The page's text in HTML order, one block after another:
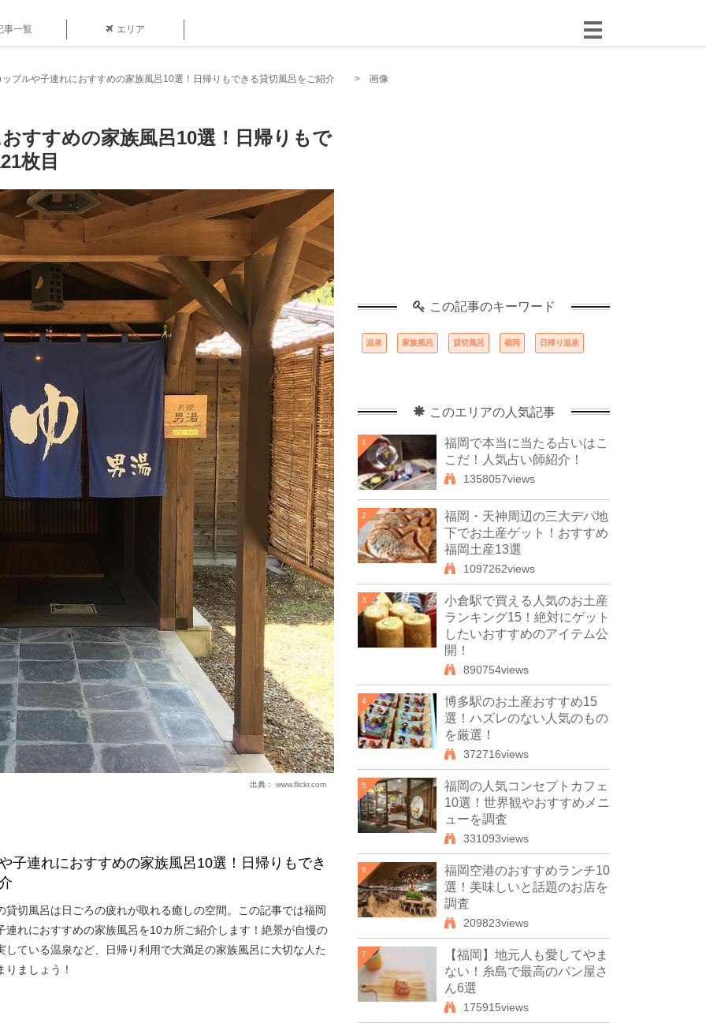
事一覧 エリア
プルや子連れにおすすめの家族風呂10選！日帰りもできる貸切風呂をご紹介 画像
すすめの家族風呂10選！日帰りもで
枚目
出典： www.flickr.com
子連れにおすすめの家族風呂10選！日帰りもでき
貸切風呂は日ごろの疲れが取れる癒しの空間。この記事では福岡
連れにおすすめの家族風呂を10カ所ご紹介します！絶景が自慢の
している温泉など、日帰り利用で大満足の家族風呂に大切な人た
ましょう！
この記事のキーワード
温泉 家族風呂 貸切風呂 福岡 日帰り温泉
このエリアの人気記事
1
福岡で本当に当たる占いはこ
こだ！人気占い師紹介！
1358057views
2
福岡・天神周辺の三大デパ地
下でお土産ゲット！おすすめ
福岡土産13選
1097262views
3
小倉駅で買える人気のお土産
ランキング15！絶対にゲット
したいおすすめのアイテム公
開！
890754views
4
博多駅のお土産おすすめ15
選！ハズレのない人気のもの
を厳選！
372716views
5
福岡の人気コンセプトカフェ
10選！世界観やおすすめメニ
ューを調査
331093views
6
福岡空港のおすすめランチ10
選！美味しいと話題のお店を
調査
209823views
7
【福岡】地元人も愛してやま
ない！糸島で最高のパン屋さ
ん6選
175915views